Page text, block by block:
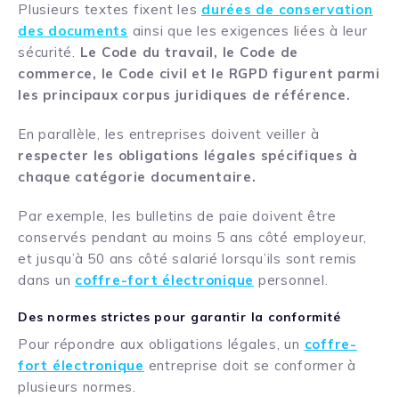
Plusieurs textes fixent les durées de conservation
des documents ainsi que les exigences liées à leur
sécurité. Le Code du travail, le Code de
commerce, le Code civil et le RGPD figurent parmi
les principaux corpus juridiques de référence.
En parallèle, les entreprises doivent veiller à
respecter les obligations légales spécifiques à
chaque catégorie documentaire.
Par exemple, les bulletins de paie doivent être
conservés pendant au moins 5 ans côté employeur,
et jusqu’à 50 ans côté salarié lorsqu’ils sont remis
dans un coffre-fort électronique personnel.
Des normes strictes pour garantir la conformité
Pour répondre aux obligations légales, un coffre-
fort électronique entreprise doit se conformer à
plusieurs normes.